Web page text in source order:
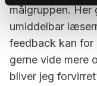
målgruppen.
umiddelbar
feedback kan for
gerne vide mere
bliver jeg